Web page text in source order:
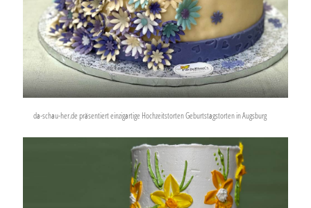
da-schau-her.de präsentiert einzigartige Hochzeitstorten Geburtstagstorten in Augsburg